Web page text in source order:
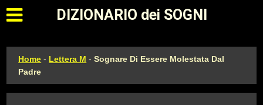
Apri il menu principale
DIZIONARIO dei SOGNI
Home - Lettera M -Sognare Di Essere Molestata Dal
Padre